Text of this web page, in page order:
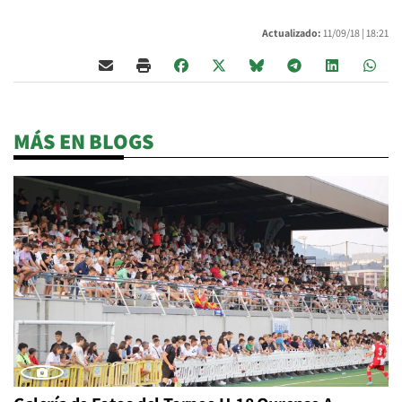
Actualizado: 11/09/18 | 18:21
MÁS EN BLOGS